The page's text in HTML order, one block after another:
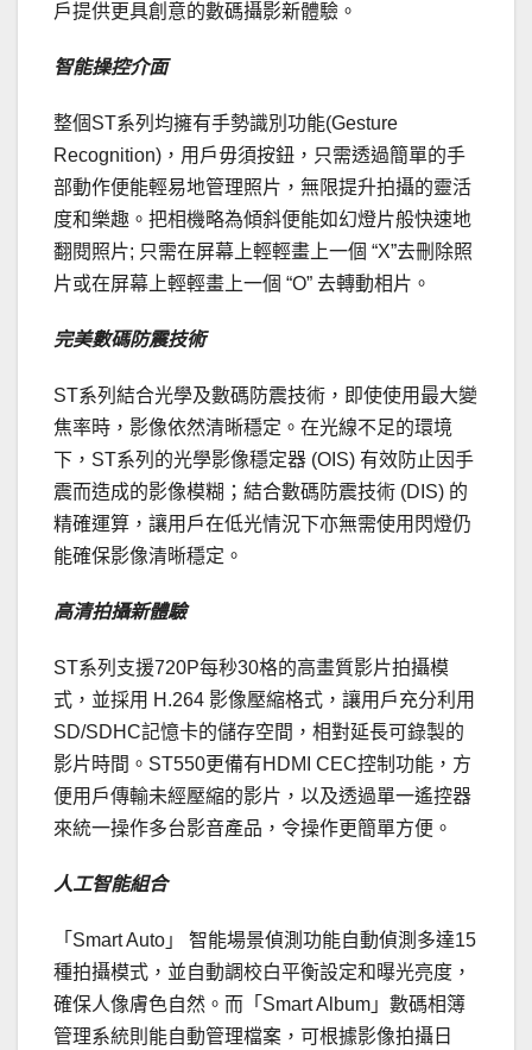
戶提供更具創意的數碼攝影新體驗。
智能操控介面
整個ST系列均擁有手勢識別功能(Gesture
Recognition)，用戶毋須按鈕，只需透過簡單的手
部動作便能輕易地管理照片，無限提升拍攝的靈活
度和樂趣。把相機略為傾斜便能如幻燈片般快速地
翻閱照片; 只需在屏幕上輕輕畫上一個 “X”去刪除照
片或在屏幕上輕輕畫上一個 “O” 去轉動相片。
完美數碼防震技術
ST系列結合光學及數碼防震技術，即使使用最大變
焦率時，影像依然清晰穩定。在光線不足的環境
下，ST系列的光學影像穩定器 (OIS) 有效防止因手
震而造成的影像模糊；結合數碼防震技術 (DIS) 的
精確運算，讓用戶在低光情況下亦無需使用閃燈仍
能確保影像清晰穩定。
高清拍攝新體驗
ST系列支援720P每秒30格的高畫質影片拍攝模
式，並採用 H.264 影像壓縮格式，讓用戶充分利用
SD/SDHC記憶卡的儲存空間，相對延長可錄製的
影片時間。ST550更備有HDMI CEC控制功能，方
便用戶傳輸未經壓縮的影片，以及透過單一遙控器
來統一操作多台影音產品，令操作更簡單方便。
人工智能組合
「Smart Auto」 智能場景偵測功能自動偵測多達15
種拍攝模式，並自動調校白平衡設定和曝光亮度，
確保人像膚色自然。而「Smart Album」數碼相簿
管理系統則能自動管理檔案，可根據影像拍攝日